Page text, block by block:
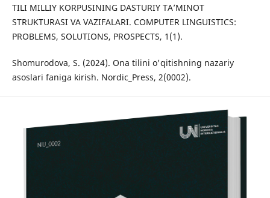
TILI MILLIY KORPUSINING DASTURIY TA’MINOT
STRUKTURASI VA VAZIFALARI. COMPUTER LINGUISTICS:
PROBLEMS, SOLUTIONS, PROSPECTS, 1(1).
Shomurodova, S. (2024). Ona tilini o'qitishning nazariy
asoslari faniga kirish. Nordic_Press, 2(0002).